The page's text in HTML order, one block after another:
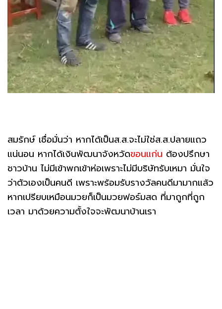
สมรักษ์ เชื่อมั่นว่า หากได้เป็นส.ส.จะไม่ใช่ส.ส.ปลายแถว
แน่นอน หากได้เงินพัฒนาจังหวัดขอนแก่น ต้องปรึกษา
ชาวบ้าน ไม่มีเข้าพกเข้าห่อเพราะไม่มีบริษัทรับเหมา มั่นใจ
ว่าตัวเองเป็นคนดี เพราะพร้อมรับรางวัลคนดีมามากแล้ว
หากเปรียบเหมือนมวยก็เป็นมวยฟอร์มสด ที่มาถูกที่ถูก
เวลา มาด้วยความตั้งใจจะพัฒนาบ้านเรา